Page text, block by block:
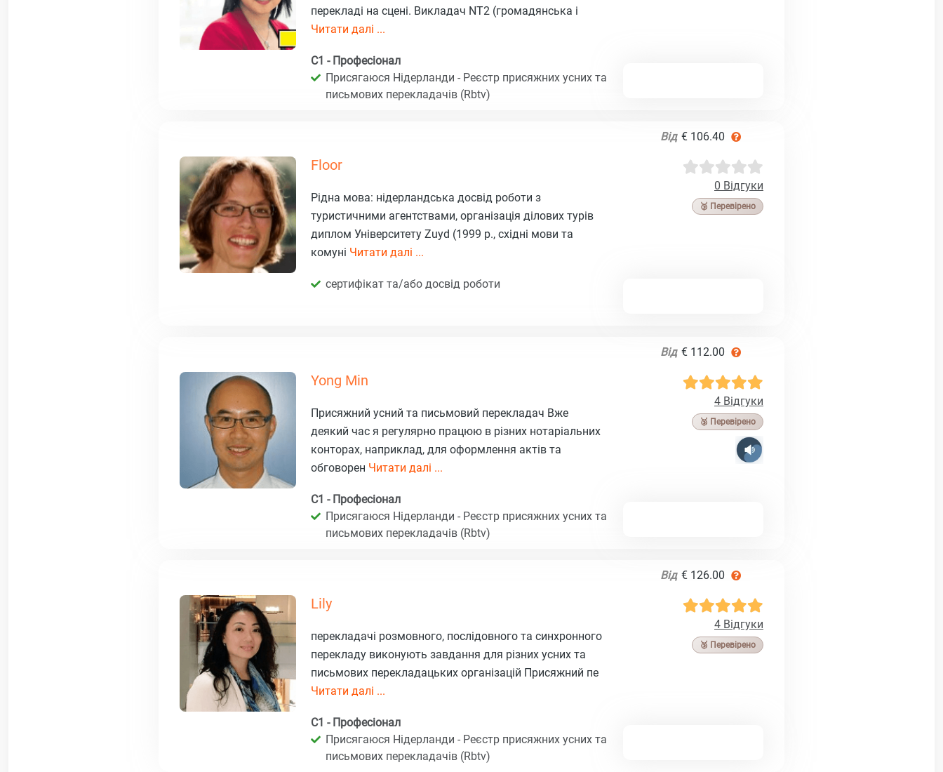
перекладі на сцені. Викладач NT2 (громадянська і
Читати далі ...
C1 - Професіонал
Присягаюся Нідерланди - Реєстр присяжних усних та
письмових перекладачів (Rbtv)
Від € 106.40
Floor
0 Відгуки
🥉 Перевірено
Рідна мова: нідерландська досвід роботи з
туристичними агентствами, організація ділових турів
диплом Університету Zuyd (1999 р., східні мови та
комуні Читати далі ...
сертифікат та/або досвід роботи
Від € 112.00
Yong Min
4 Відгуки
🥉 Перевірено
Присяжний усний та письмовий перекладач Вже
деякий час я регулярно працюю в різних нотаріальних
конторах, наприклад, для оформлення актів та
обговорен Читати далі ...
C1 - Професіонал
Присягаюся Нідерланди - Реєстр присяжних усних та
письмових перекладачів (Rbtv)
Від € 126.00
Lily
4 Відгуки
🥉 Перевірено
перекладачі розмовного, послідовного та синхронного
перекладу виконують завдання для різних усних та
письмових перекладацьких організацій Присяжний пе
Читати далі ...
C1 - Професіонал
Присягаюся Нідерланди - Реєстр присяжних усних та
письмових перекладачів (Rbtv)